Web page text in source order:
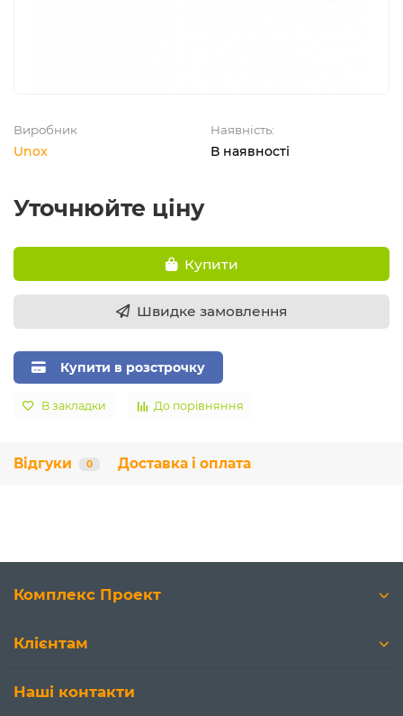
Виробник
Unox
Наявність:
В наявності
Уточнюйте ціну
Купити
Швидке замовлення
Купити в розстрочку
В закладки До порівняння
Відгуки 0 Доставка і оплата
Комплекс Проект
Клієнтам
Наші контакти